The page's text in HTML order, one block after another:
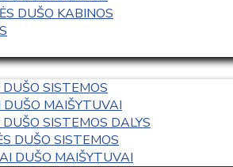
DUŠO KABINOS
SISTEMOS
MAIŠYTUVAI
SISTEMOS DALYS
DUŠO SISTEMOS
DUŠO MAIŠYTUVAI